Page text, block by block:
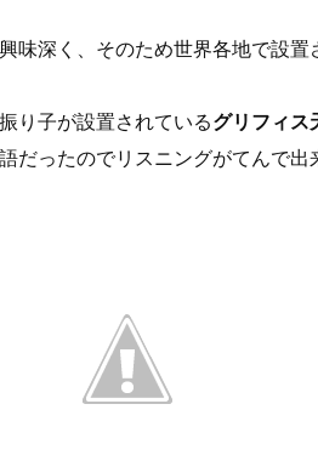
味深く、そのため世界各地で設
り子が設置されているグリフィス
ったのでリスニングがてんで